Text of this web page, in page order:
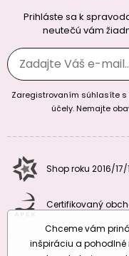
Prihláste sa k
neutečú vám
Zaregistrovaním súhlasíte s
účely. Nemajte
Shop roku 2016/17/
Certifikovaný
Chceme vám
inšpiráciu a